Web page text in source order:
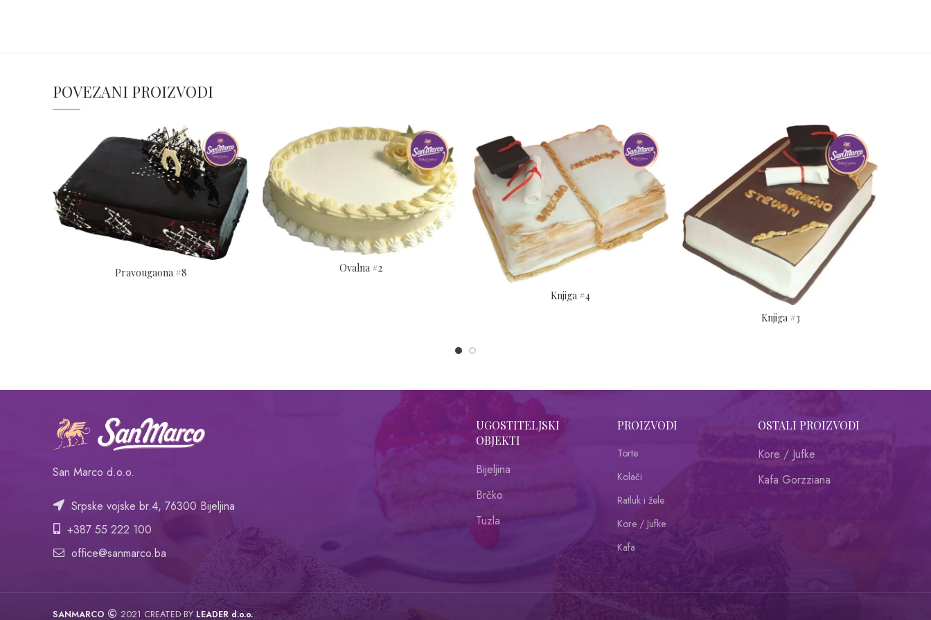
POVEZANI PROIZVODI
Pravougaona #8 Ovalna #2
Knjiga #4
Knjiga #3
San Marco d.o.o.
Srpske vojske br.4, 76300 Bijeljina
+387 55 222 100
office@sanmarco.ba
UGOSTITELJSKI
OBJEKTI
Bijeljina
Brčko
Tuzla
PROIZVODI
Torte
Kolači
Ratluk i žele
Kore / Jufke
Kafa
OSTALI PROIZVODI
Kore / Jufke
Kafa Gorzziana
SANMARCO 2021 CREATED BY LEADER d.o.o.